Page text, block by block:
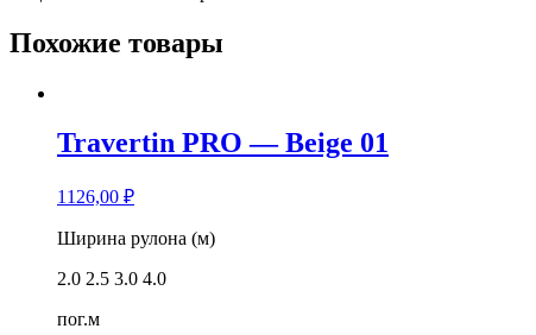
Похожие товары
Travertin PRO — Beige 01
1126,00 ₽
Количество
Travertin
-
Ширина рулона (м)
2.0 2.5 3.0 4.0
пог.м